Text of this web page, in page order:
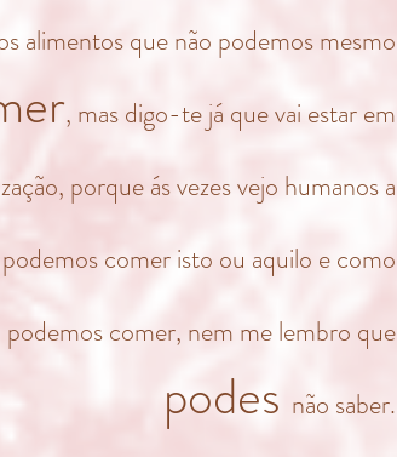
alimentos que não podemos mesmo
, mas digo-te já que vai estar em
porque ás vezes vejo humanos a
comer isto ou aquilo e como
podemos comer, nem me lembro que
podes não saber.